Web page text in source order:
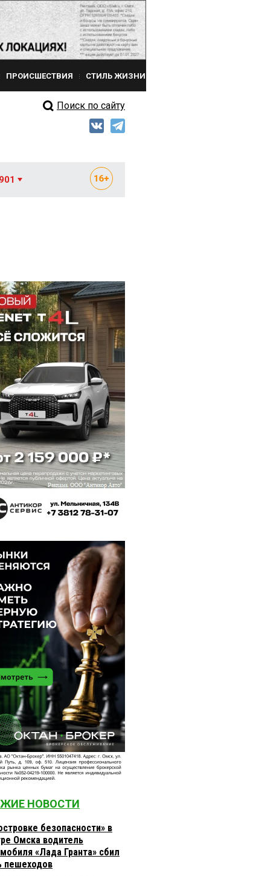
ПРОИСШЕСТВИЯ СТИЛЬ ЖИЗНИ
Поиск по сайту
НОВОСТИ
безопасности» в
Омска водитель
«Лада Гранта» сбил
пешеходов